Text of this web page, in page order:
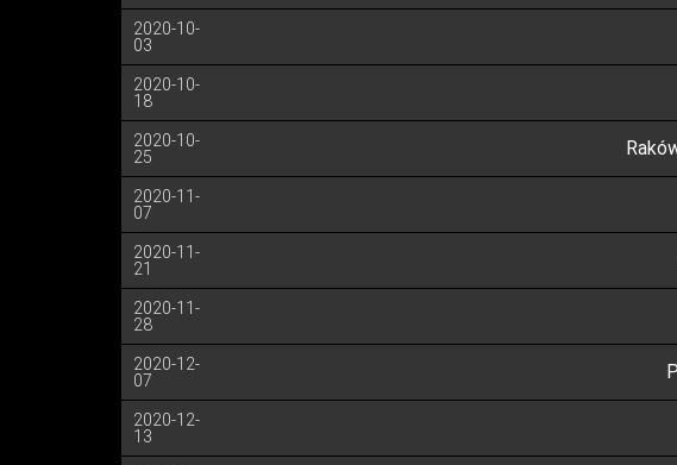
2020-10-
03
2020-10-
18
2020-10-
25
2020-11-
07
2020-11-
21
2020-11-
28
2020-12-
07
2020-12-
13